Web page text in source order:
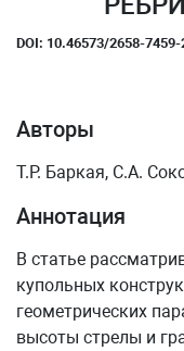
DOI: 10.46573/2658-
Авторы
Т.Р. Баркая, С.А.
Аннотация
В статье
купольных
геометрических
высоты стрелы и